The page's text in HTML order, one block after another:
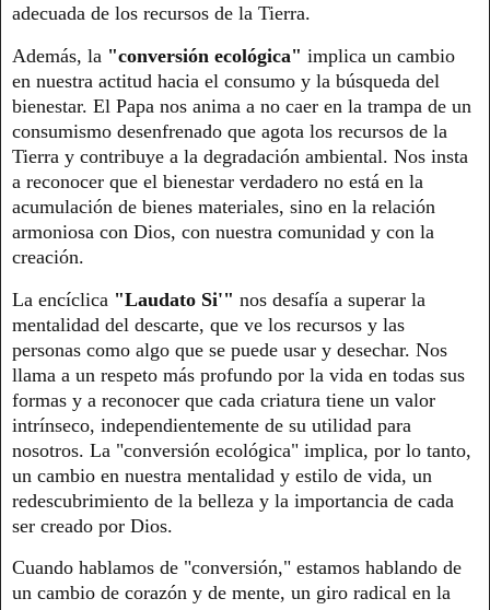
adecuada de los recursos de la Tierra.
Además, la "conversión ecológica" implica un cambio
en nuestra actitud hacia el consumo y la búsqueda del
bienestar. El Papa nos anima a no caer en la trampa de un
consumismo desenfrenado que agota los recursos de la
Tierra y contribuye a la degradación ambiental. Nos insta
a reconocer que el bienestar verdadero no está en la
acumulación de bienes materiales, sino en la relación
armoniosa con Dios, con nuestra comunidad y con la
creación.
La encíclica "Laudato Si'" nos desafía a superar la
mentalidad del descarte, que ve los recursos y las
personas como algo que se puede usar y desechar. Nos
llama a un respeto más profundo por la vida en todas sus
formas y a reconocer que cada criatura tiene un valor
intrínseco, independientemente de su utilidad para
nosotros. La "conversión ecológica" implica, por lo tanto,
un cambio en nuestra mentalidad y estilo de vida, un
redescubrimiento de la belleza y la importancia de cada
ser creado por Dios.
Cuando hablamos de "conversión," estamos hablando de
un cambio de corazón y de mente, un giro radical en la